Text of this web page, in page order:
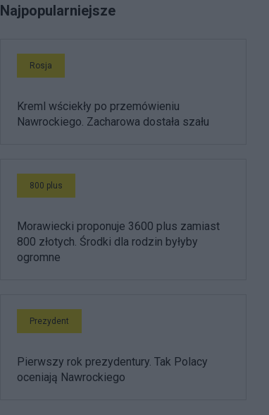
Najpopularniejsze
Rosja
Kreml wściekły po przemówieniu
Nawrockiego. Zacharowa dostała szału
800 plus
Morawiecki proponuje 3600 plus zamiast
800 złotych. Środki dla rodzin byłyby
ogromne
Prezydent
Pierwszy rok prezydentury. Tak Polacy
oceniają Nawrockiego